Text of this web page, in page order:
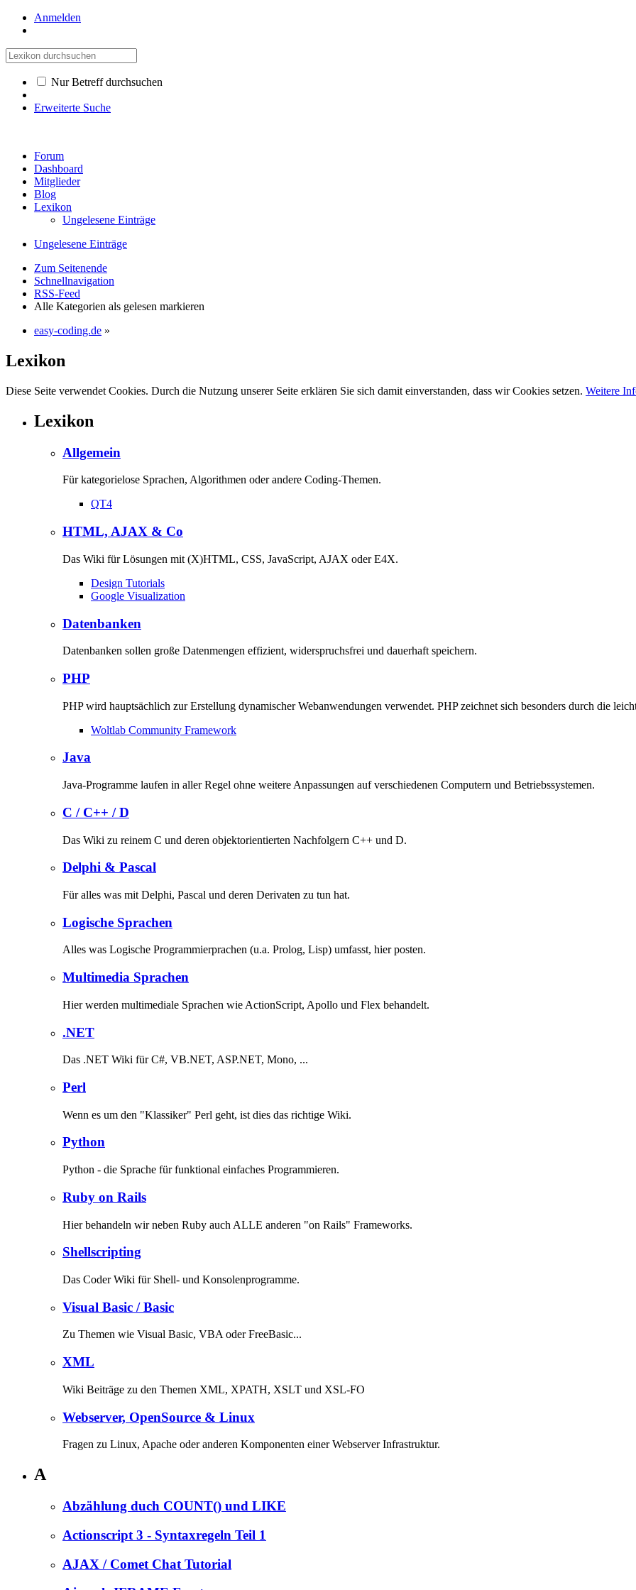
Anmelden
Nur Betreff durchsuchen
Erweiterte Suche
Forum
Dashboard
Mitglieder
Blog
Lexikon
Ungelesene Einträge
Ungelesene Einträge
Zum Seitenende
Schnellnavigation
RSS-Feed
Alle Kategorien als gelesen markieren
easy-coding.de »
Lexikon
Diese Seite verwendet Cookies. Durch die Nutzung unserer Seite erklären Sie sich damit einverstanden, dass wir Cookies setzen. Weitere
Lexikon
Allgemein
Für kategorielose Sprachen, Algorithmen oder andere Coding-Themen.
QT4
HTML, AJAX & Co
Das Wiki für Lösungen mit (X)HTML, CSS, JavaScript, AJAX oder E4X.
Design Tutorials
Google Visualization
Datenbanken
Datenbanken sollen große Datenmengen effizient, widerspruchsfrei und dauerhaft speichern.
PHP
PHP wird hauptsächlich zur Erstellung dynamischer Webanwendungen verwendet. PHP zeichnet sich besonders durch die
Woltlab Community Framework
Java
Java-Programme laufen in aller Regel ohne weitere Anpassungen auf verschiedenen Computern und Betriebssystemen.
C / C++ / D
Das Wiki zu reinem C und deren objektorientierten Nachfolgern C++ und D.
Delphi & Pascal
Für alles was mit Delphi, Pascal und deren Derivaten zu tun hat.
Logische Sprachen
Alles was Logische Programmierprachen (u.a. Prolog, Lisp) umfasst, hier posten.
Multimedia Sprachen
Hier werden multimediale Sprachen wie ActionScript, Apollo und Flex behandelt.
.NET
Das .NET Wiki für C#, VB.NET, ASP.NET, Mono, ...
Perl
Wenn es um den "Klassiker" Perl geht, ist dies das richtige Wiki.
Python
Python - die Sprache für funktional einfaches Programmieren.
Ruby on Rails
Hier behandeln wir neben Ruby auch ALLE anderen "on Rails" Frameworks.
Shellscripting
Das Coder Wiki für Shell- und Konsolenprogramme.
Visual Basic / Basic
Zu Themen wie Visual Basic, VBA oder FreeBasic...
XML
Wiki Beiträge zu den Themen XML, XPATH, XSLT und XSL-FO
Webserver, OpenSource & Linux
Fragen zu Linux, Apache oder anderen Komponenten einer Webserver Infrastruktur.
A
Abzählung duch COUNT() und LIKE
Actionscript 3 - Syntaxregeln Teil 1
AJAX / Comet Chat Tutorial